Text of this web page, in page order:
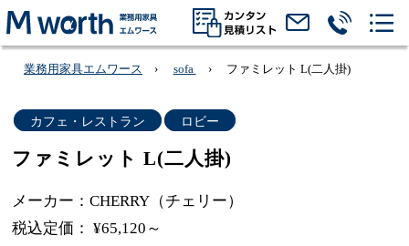
業務用家具エムワース sofa ファミレット L(二人掛)
カフェ・レストラン ロビー
ファミレット L(二人掛)
メーカー：CHERRY（チェリー）
税込定価： ¥65,120～